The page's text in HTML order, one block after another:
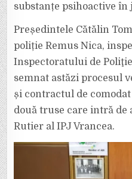
substanțe psihoactive în
Președintele Cătălin
poliție Remus Nica,
Inspectoratului de
semnat astăzi procesul
și contractul de
două truse care intră
Rutier al IPJ Vrancea.